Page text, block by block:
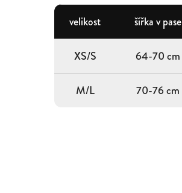
velikost šířka v pase
XS/S 64-70 cm
M/L 70-76 cm